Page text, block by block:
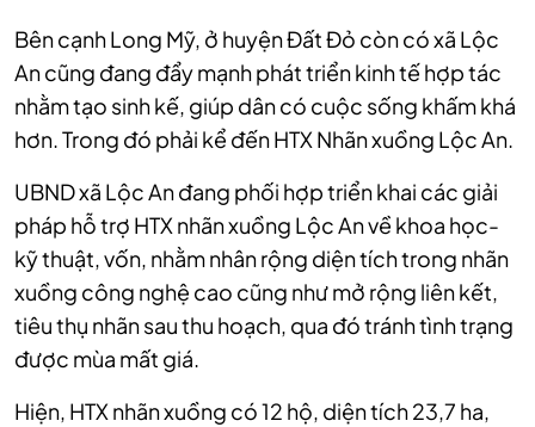
Bên cạnh Long Mỹ, ở huyện Đất Đỏ còn có xã Lộc
An cũng đang đẩy mạnh phát triển kinh tế hợp tác
nhằm tạo sinh kế, giúp dân có cuộc sống khấm khá
hơn. Trong đó phải kể đến HTX Nhãn xuồng Lộc An.
UBND xã Lộc An đang phối hợp triển khai các giải
pháp hỗ trợ HTX nhãn xuồng Lộc An về khoa học-
kỹ thuật, vốn, nhằm nhân rộng diện tích trong nhãn
xuồng công nghệ cao cũng như mở rộng liên kết,
tiêu thụ nhãn sau thu hoạch, qua đó tránh tình trạng
được mùa mất giá.
Hiện, HTX nhãn xuồng có 12 hộ, diện tích 23,7 ha,